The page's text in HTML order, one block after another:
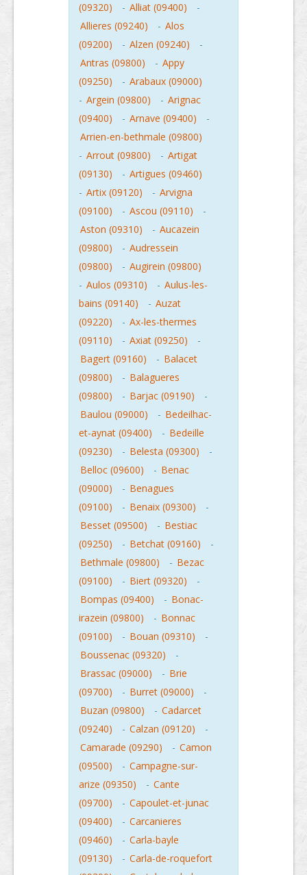
(09320)
- Alliat (09400)
-
Allieres (09240)
- Alos
(09200)
- Alzen (09240)
-
Antras (09800)
- Appy
(09250)
- Arabaux (09000)
- Argein (09800) - Arignac
(09400)
- Arnave (09400)
-
Arrien-en-bethmale (09800)
- Arrout (09800) - Artigat
(09130)
- Artigues (09460)
- Artix (09120) - Arvigna
(09100)
- Ascou (09110)
-
Aston (09310)
- Aucazein
(09800)
- Audressein
(09800)
- Augirein (09800)
- Aulos (09310) - Aulus-les-
bains (09140)
- Auzat
(09220)
- Ax-les-thermes
(09110)
- Axiat (09250)
-
Bagert (09160)
- Balacet
(09800)
- Balagueres
(09800)
- Barjac (09190)
-
Baulou (09000)
- Bedeilhac-
et-aynat (09400)
- Bedeille
(09230)
- Belesta (09300)
-
Belloc (09600)
- Benac
(09000)
- Benagues
(09100)
- Benaix (09300)
-
Besset (09500)
- Bestiac
(09250)
- Betchat (09160)
-
Bethmale (09800)
- Bezac
(09100)
- Biert (09320)
-
Bompas (09400)
- Bonac-
irazein (09800)
- Bonnac
(09100)
- Bouan (09310)
-
Boussenac (09320)
-
Brassac (09000)
- Brie
(09700)
- Burret (09000)
-
Buzan (09800)
- Cadarcet
(09240)
- Calzan (09120)
-
Camarade (09290)
- Camon
(09500)
- Campagne-sur-
arize (09350)
- Cante
(09700)
- Capoulet-et-junac
(09400)
- Carcanieres
(09460)
- Carla-bayle
(09130)
- Carla-de-roquefort